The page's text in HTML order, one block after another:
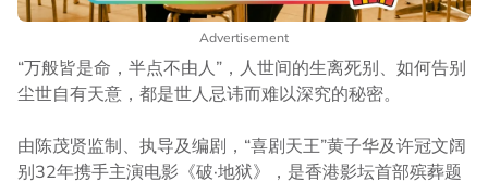
Advertisement
“万般皆是命，半点不由人”，人世间的生离死别、如何告别
尘世自有天意，都是世人忌讳而难以深究的秘密。
由陈茂贤监制、执导及编剧，“喜剧天王”黄子华及许冠文阔
别32年携手主演电影《破·地狱》，是香港影坛首部殡葬题